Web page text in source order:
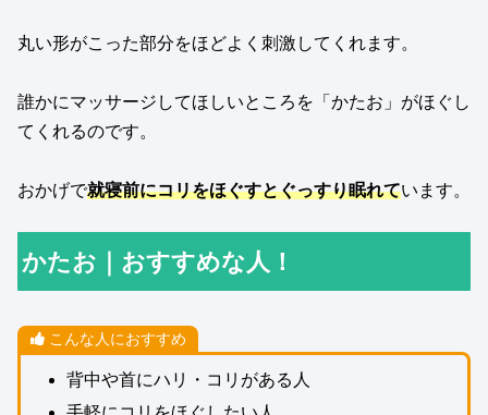
丸い形がこった部分をほどよく刺激してくれます。
誰かにマッサージしてほしいところを「かたお」がほぐし
てくれるのです。
おかげで就寝前にコリをほぐすとぐっすり眠れています。
かたお｜おすすめな人！
こんな人におすすめ
背中や首にハリ・コリがある人